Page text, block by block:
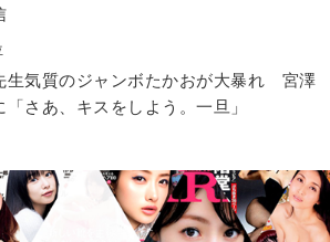
生気質のジャンボたかおが大暴れ 宮澤
「さあ、キスをしよう。一旦」